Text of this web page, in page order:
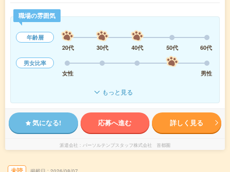
職場の雰囲気
年齢層
20代
30代 40代 50代
60代
男女比率
女性
男性
もっと見る
気になる! 応募へ進む 詳しく見る
派遣会社 パーソルテンプスタッフ株式会社 首都圏